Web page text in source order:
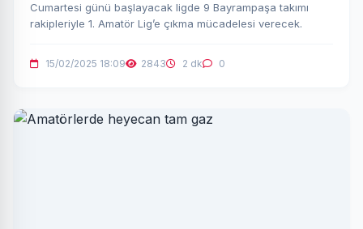
Cumartesi günü başlayacak ligde 9 Bayrampaşa takımı
rakipleriyle 1. Amatör Lig’e çıkma mücadelesi verecek.
15/02/2025 18:09 2843 2 dk 0